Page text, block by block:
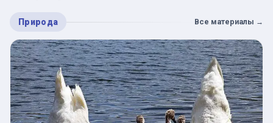
Природа Все материалы →